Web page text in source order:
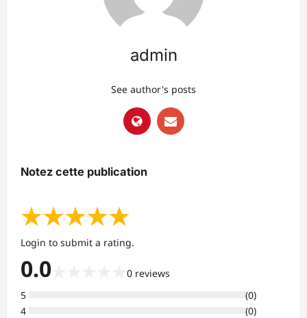
admin
See author's posts
Notez cette publication
★★★★★
Login to submit a rating.
0.0 0 reviews
5
(0)
4
(0)